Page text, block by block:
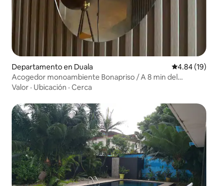
Departamento en Duala Calificación
4.84 (19)
Acogedor monoambiente Bonapriso / A 8 min del
aeropuerto
Valor · Ubicación · Cerca